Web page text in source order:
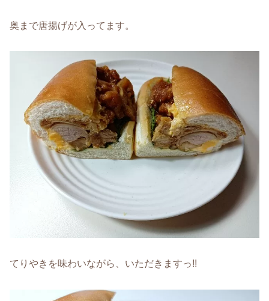
奥まで唐揚げが入ってます。
てりやきを味わいながら、いただきますっ!!